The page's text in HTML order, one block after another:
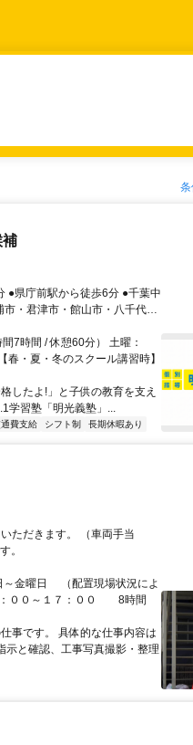
補
7時間 / 休憩60分） 土曜：
・夏・冬のスクール講習時】
したよ!」と子供の教育を支え
学習塾「明光義塾」...
費支給 シフト制 長期休暇あり
す。
金曜日 （配置現場状況によ
：００～１７：００ 8時間
事です。 具体的な仕事内容は
示と確認、工事写真撮影・整理